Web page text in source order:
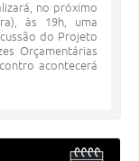
no próximo
às 19h, uma
do Projeto
Orçamentárias
acontecerá